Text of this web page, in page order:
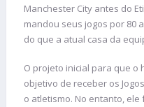
Manchester City antes do
mandou seus jogos por 80
do que a atual casa da
O projeto inicial para que o
objetivo de receber os
o atletismo. No entanto,